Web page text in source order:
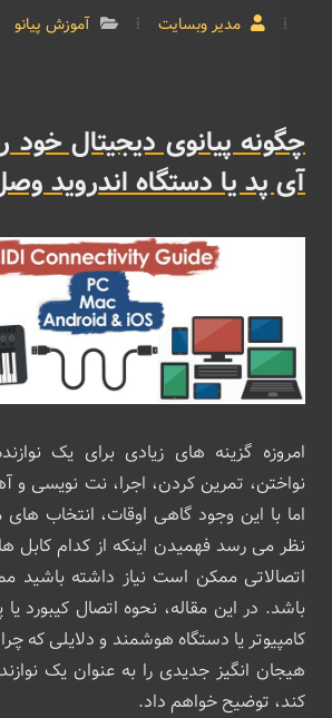
مدیر وبسایت
آموزش پیانو
چگونه پیانوی دیجیتال خود
آی پد یا دستگاه اندروید
امروزه گزینه های زیادی برای یک
نواختن، تمرین کردن، اجرا، نت نویسی و
اما با این وجود گاهی اوقات، انتخاب های
نظر می رسد فهمیدن اینکه از کدام کابل
اتصالاتی ممکن است نیاز داشته باشید
باشد. در این مقاله، نحوه اتصال کیبورد یا
کامپیوتر یا دستگاه هوشمند و دلایلی که
هیجان انگیز جدیدی را به عنوان یک
کند، توضیح خواهم داد.